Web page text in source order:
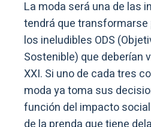
La moda será una de las
tendrá que
los ineludibles ODS
Sostenible) que deberían
XXI. Si uno de cada tres
moda ya toma sus
función del impacto